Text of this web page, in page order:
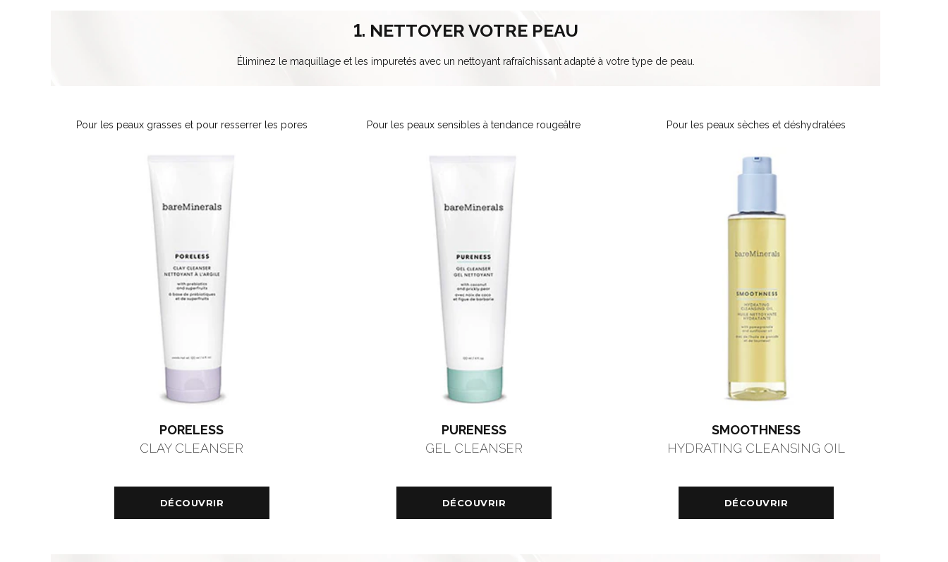
1. NETTOYER VOTRE PEAU
Éliminez le maquillage et les impuretés avec un nettoyant rafraîchissant adapté à votre type de peau.
Pour les peaux grasses et pour resserrer les pores
PORELESS
CLAY CLEANSER
DÉCOUVRIR
Pour les peaux sensibles à tendance rougeâtre
PURENESS
GEL CLEANSER
DÉCOUVRIR
Pour les peaux sèches et déshydratées
SMOOTHNESS
HYDRATING CLEANSING OIL
DÉCOUVRIR